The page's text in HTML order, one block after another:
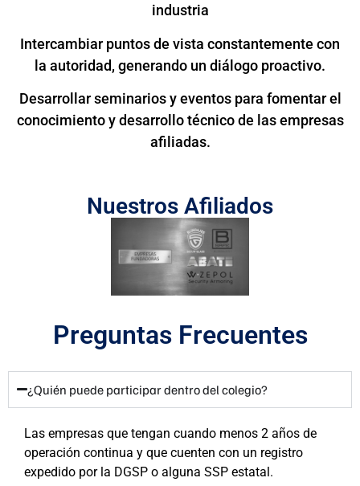
industria
Intercambiar puntos de vista constantemente con
la autoridad, generando un diálogo proactivo.
Desarrollar seminarios y eventos para fomentar el
conocimiento y desarrollo técnico de las empresas
afiliadas.
Nuestros Afiliados
Preguntas Frecuentes
¿Quién puede participar dentro del colegio?
Las empresas que tengan cuando menos 2 años de
operación continua y que cuenten con un registro
expedido por la DGSP o alguna SSP estatal.